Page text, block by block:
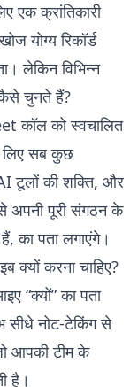
एक क्रांतिकारी
योग्य रिकॉर्ड
लेकिन विभिन्न
कैसे चुनते हैं?
कॉल को स्वचालित
लिए सब कुछ
AI टूलों की शक्ति, और
अपनी पूरी संगठन के
का पता लगाएंगे।
करना चाहिए?
“क्यों” का पता
सीधे नोट-टेकिंग से
आपकी टीम के
है।